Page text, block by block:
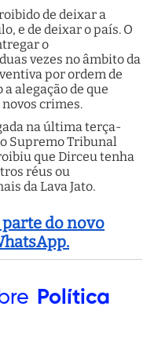
de deixar a
e de deixar o país. O
o
vezes no âmbito da
por ordem de
a alegação de que
crimes.
na última terça-
Supremo Tribunal
que Dirceu tenha
réus ou
da Lava Jato.
parte do novo
Política